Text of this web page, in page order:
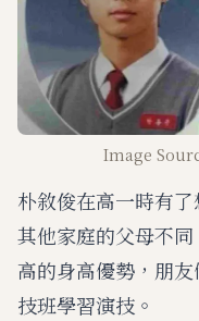
Image
朴敘俊在高一時有
其他家庭的父母不
高的身高優勢，朋
技班學習演技。